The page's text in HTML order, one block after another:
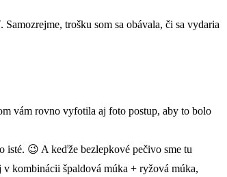
trošku som sa obávala, či sa vydaria
vám rovno vyfotila aj foto postup, aby to bolo
isté. 😉 A keďže bezlepkové pečivo sme tu
v kombinácii špaldová múka + ryžová múka,